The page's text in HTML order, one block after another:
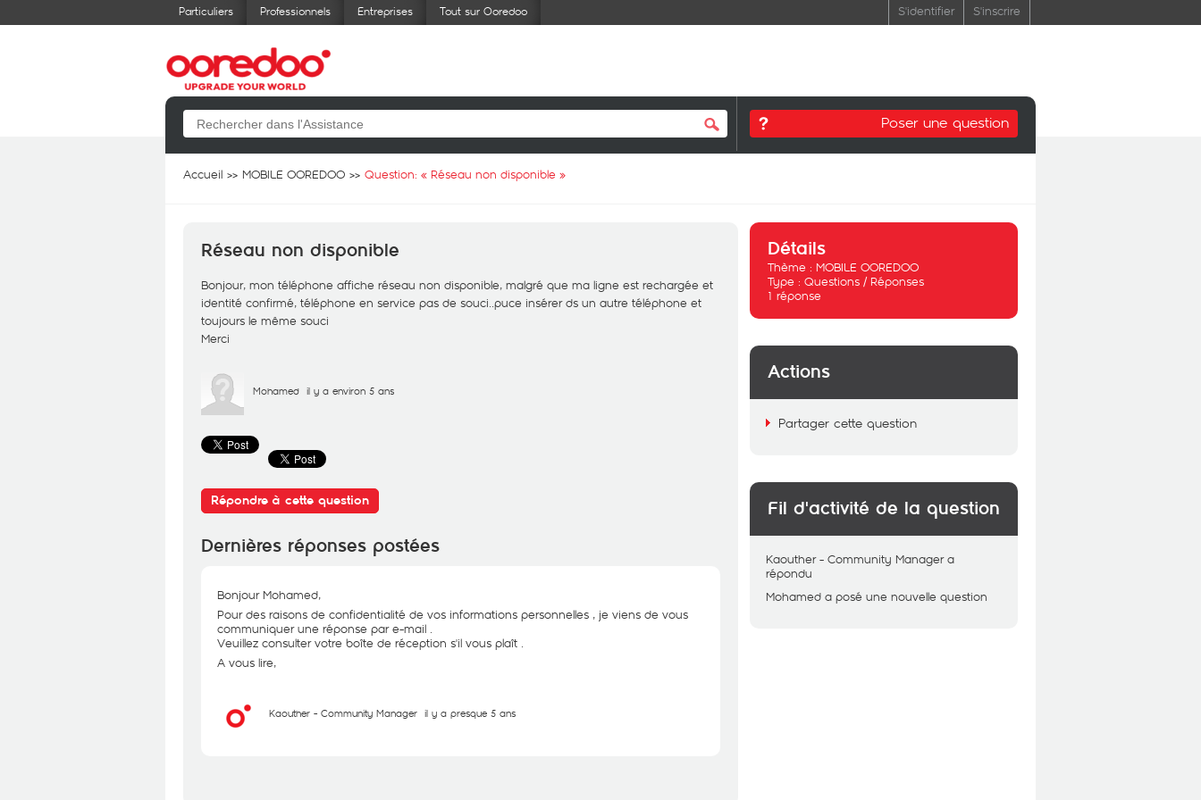
Particuliers Professionnels Entreprises Tout sur Ooredoo S'identifier S'inscrire
Poser une question
Accueil MOBILE OOREDOO Question: « Réseau non disponible »
Réseau non disponible
Bonjour, mon téléphone affiche réseau non disponible, malgré que ma ligne est rechargée et
identité confirmé, téléphone en service pas de souci..puce insérer ds un autre téléphone et
toujours le même souci
Merci
Mohamed il y a environ 5 ans
Répondre à cette question
Dernières réponses postées
Bonjour Mohamed,
Pour des raisons de confidentialité de vos informations personnelles , je viens de vous
communiquer une réponse par e-mail .
Veuillez consulter votre boîte de réception s'il vous plaît .
A vous lire,
Kaouther - Community Manager il y a presque 5 ans
Détails
Thème : MOBILE OOREDOO
Type : Questions / Réponses
1 réponse
Actions
Partager cette question
Fil d'activité de la question
Kaouther - Community Manager a
répondu
Mohamed a posé une nouvelle question